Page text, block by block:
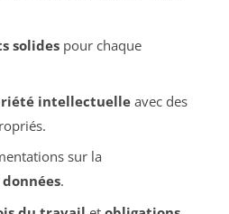
solidespour chaque
intellectuelleavec des
sur la
.